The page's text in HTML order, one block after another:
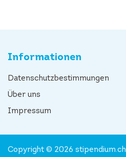
Informationen
Datenschutzbestimmungen
Über uns
Impressum
Copyright © 2026 stipendium.ch